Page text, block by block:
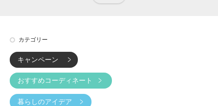
カテゴリー
キャンペーン
おすすめコーディネート
暮らしのアイデア